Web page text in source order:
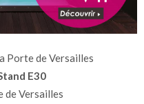
Porte de Versailles
E30
de Versailles